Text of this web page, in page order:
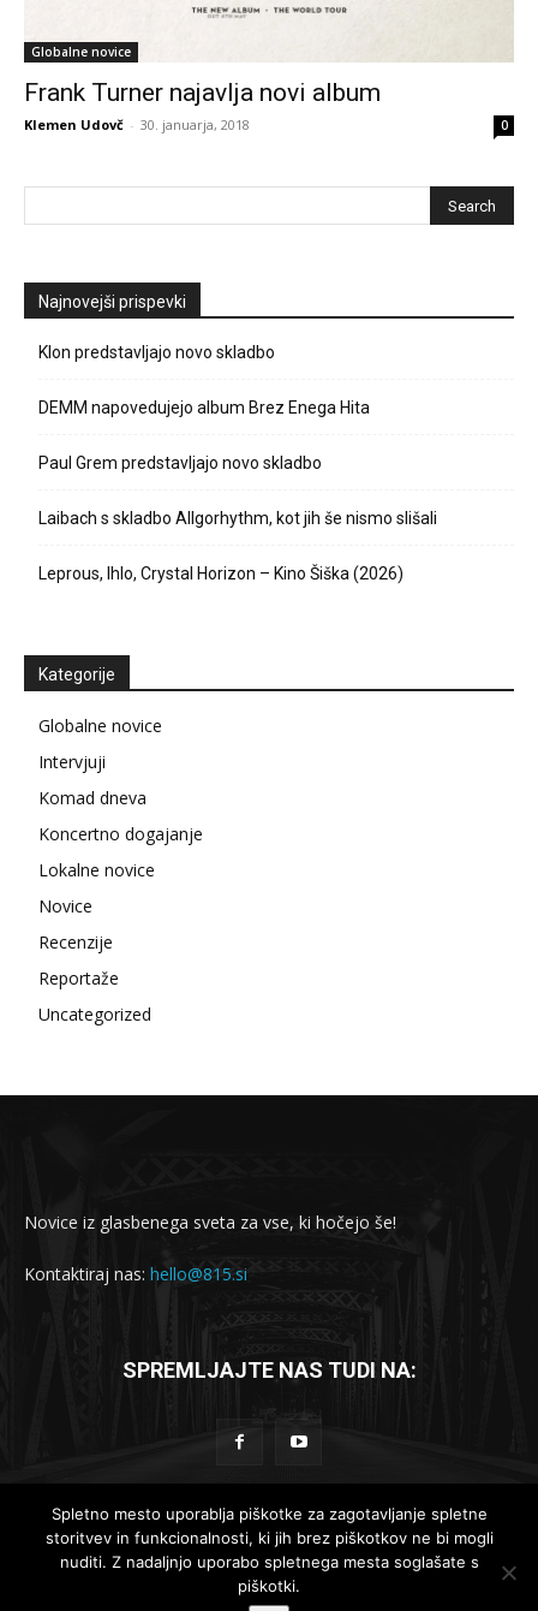
Globalne novice
Frank Turner najavlja novi album
Klemen Udovč - 30. januarja, 2018 0
Najnovejši prispevki
Klon predstavljajo novo skladbo
DEMM napovedujejo album Brez Enega Hita
Paul Grem predstavljajo novo skladbo
Laibach s skladbo Allgorhythm, kot jih še nismo slišali
Leprous, Ihlo, Crystal Horizon – Kino Šiška (2026)
Kategorije
Globalne novice
Intervjuji
Komad dneva
Koncertno dogajanje
Lokalne novice
Novice
Recenzije
Reportaže
Uncategorized
Novice iz glasbenega sveta za vse, ki hočejo še!
Kontaktiraj nas: hello@815.si
SPREMLJAJTE NAS TUDI NA:
© 2019-2025 - 815.si
Globalne novice
Spletno mesto uporablja piškotke za zagotavljanje spletne
storitvev in funkcionalnosti, ki jih brez piškotkov ne bi mogli
nuditi. Z nadaljnjo uporabo spletnega mesta soglašate s
piškotki.